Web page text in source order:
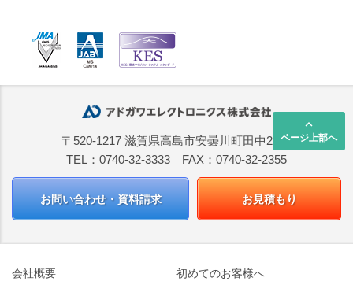
keyboard_arrow_up
ページ上部へ
〒520-1217 滋賀県高島市安曇川町田中2668
TEL：0740-32-3333 FAX：0740-32-2355
お問い合わせ・資料請求 お見積もり
会社概要
初めてのお客様へ